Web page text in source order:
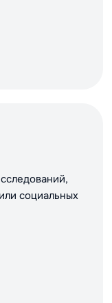
социальных